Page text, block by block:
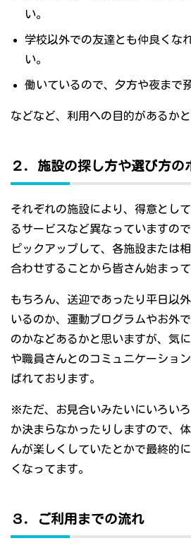
い。
学校以外での友達とも仲良くな
い。
働いているので、夕方や夜まで
などなど、利用への目的があるかと
２．施設の探し方や選び方の
それぞれの施設により、得意とし
るサービスなど異なっていますの
ピックアップして、各施設または
合わせすることから皆さん始まって
もちろん、送迎であったり平日以
いるのか、運動プログラムやお外
のかなどあるかと思いますが、気
や職員さんとのコミュニケーショ
ばれております。
※ただ、お見合いみたいにいろい
か決まらなかったりしますので、
んが楽しくしていたとかで最終的
くなってます。
３．ご利用までの流れ